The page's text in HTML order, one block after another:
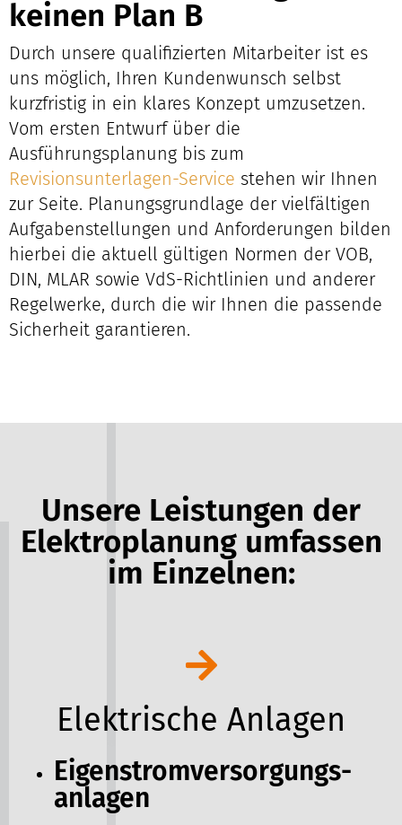
keinen Plan B
Durch unsere qualifizierten Mitarbeiter ist es
uns möglich, Ihren Kundenwunsch selbst
kurzfristig in ein klares Konzept umzusetzen.
Vom ersten Entwurf über die
Ausführungsplanung bis zum
Revisionsunterlagen-Service stehen wir Ihnen
zur Seite. Planungsgrundlage der vielfältigen
Aufgabenstellungen und Anforderungen bilden
hierbei die aktuell gültigen Normen der VOB,
DIN, MLAR sowie VdS-Richtlinien und anderer
Regelwerke, durch die wir Ihnen die passende
Sicherheit garantieren.
Unsere Leistungen der
Elektroplanung umfassen
im Einzelnen:
Elektrische Anlagen
Eigenstromversorgungs­
anlagen